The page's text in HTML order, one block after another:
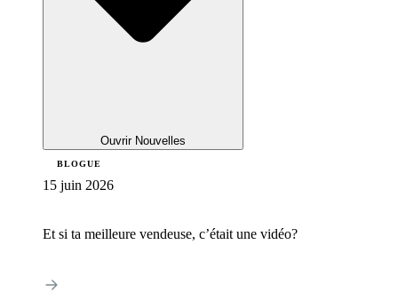
Ouvrir Nouvelles
BLOGUE
15 juin 2026
Et si ta meilleure vendeuse, c’était une vidéo?